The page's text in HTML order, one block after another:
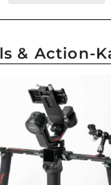
& Action-